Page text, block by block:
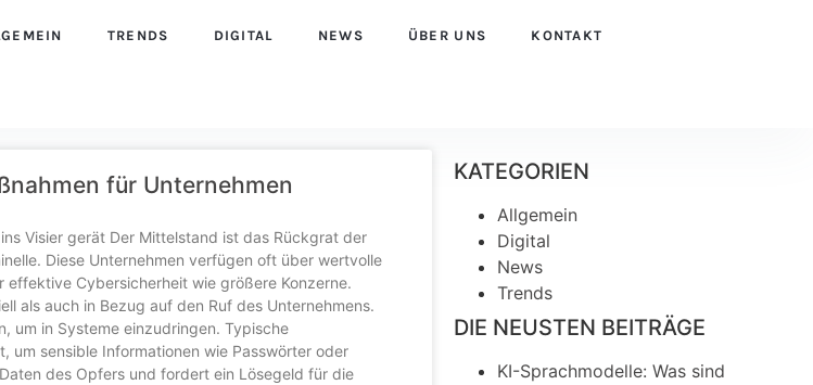
TRENDS DIGITAL NEWS ÜBER UNS KONTAKT
für Unternehmen
Visier gerät Der Mittelstand ist das Rückgrat der
Diese Unternehmen verfügen oft über wertvolle
effektive Cybersicherheit wie größere Konzerne.
als auch in Bezug auf den Ruf des Unternehmens.
um in Systeme einzudringen. Typische
um sensible Informationen wie Passwörter oder
des Opfers und fordert ein Lösegeld für die
KATEGORIEN
Allgemein
Digital
News
Trends
DIE NEUSTEN BEITRÄGE
KI-Sprachmodelle: Was sind